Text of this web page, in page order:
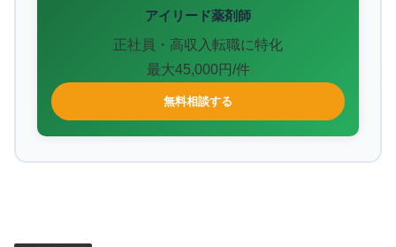
アイリード薬剤師
正社員・高収入転職に特化
最大45,000円/件
無料相談する